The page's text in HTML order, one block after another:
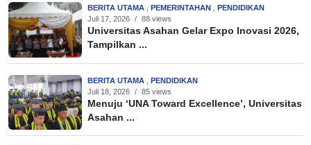
BERITA UTAMA PEMERINTAHAN
PENDIDIKAN
Juli 17, 2026 / 88 views
Universitas Asahan Gelar Expo Inovasi 2026,
Tampilkan ...
BERITA UTAMA
PENDIDIKAN
Juli 18, 2026 / 85 views
Menuju ‘UNA Toward Excellence’, Universitas
Asahan ...